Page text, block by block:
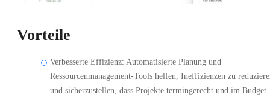
Vorteile
Verbesserte Effizienz: Automatisierte Planung und
Ressourcenmanagement-Tools helfen, Ineffizienzen zu
und sicherzustellen, dass Projekte termingerecht und im Budget